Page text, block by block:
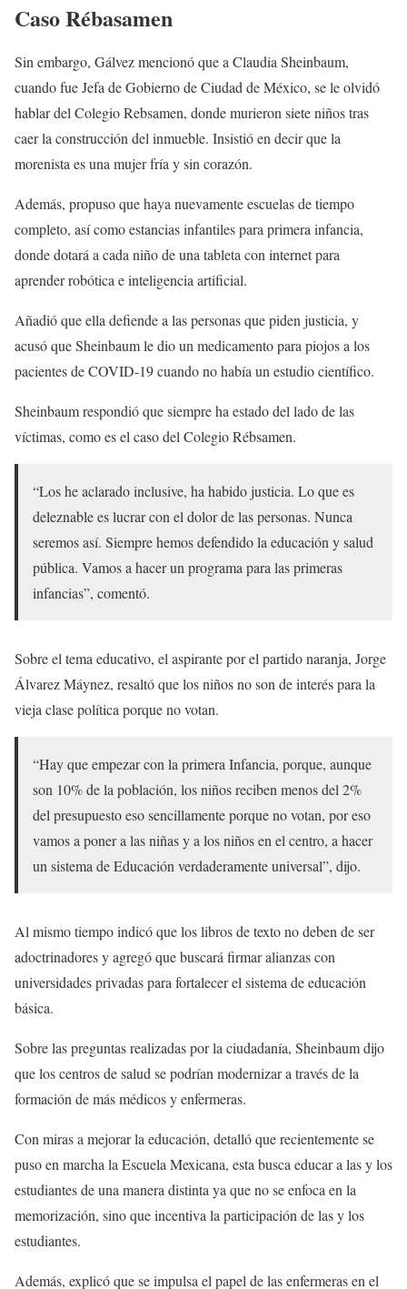
Caso Rébasamen
Sin embargo, Gálvez mencionó que a Claudia Sheinbaum,
cuando fue Jefa de Gobierno de Ciudad de México, se le olvidó
hablar del Colegio Rebsamen, donde murieron siete niños tras
caer la construcción del inmueble. Insistió en decir que la
morenista es una mujer fría y sin corazón.
Además, propuso que haya nuevamente escuelas de tiempo
completo, así como estancias infantiles para primera infancia,
donde dotará a cada niño de una tableta con internet para
aprender robótica e inteligencia artificial.
Añadió que ella defiende a las personas que piden justicia, y
acusó que Sheinbaum le dio un medicamento para piojos a los
pacientes de COVID-19 cuando no había un estudio científico.
Sheinbaum respondió que siempre ha estado del lado de las
víctimas, como es el caso del Colegio Rébsamen.
“Los he aclarado inclusive, ha habido justicia. Lo que es
deleznable es lucrar con el dolor de las personas. Nunca
seremos así. Siempre hemos defendido la educación y salud
pública. Vamos a hacer un programa para las primeras
infancias”, comentó.
Sobre el tema educativo, el aspirante por el partido naranja, Jorge
Álvarez Máynez, resaltó que los niños no son de interés para la
vieja clase política porque no votan.
“Hay que empezar con la primera Infancia, porque, aunque
son 10% de la población, los niños reciben menos del 2%
del presupuesto eso sencillamente porque no votan, por eso
vamos a poner a las niñas y a los niños en el centro, a hacer
un sistema de Educación verdaderamente universal”, dijo.
Al mismo tiempo indicó que los libros de texto no deben de ser
adoctrinadores y agregó que buscará firmar alianzas con
universidades privadas para fortalecer el sistema de educación
básica.
Sobre las preguntas realizadas por la ciudadanía, Sheinbaum dijo
que los centros de salud se podrían modernizar a través de la
formación de más médicos y enfermeras.
Con miras a mejorar la educación, detalló que recientemente se
puso en marcha la Escuela Mexicana, esta busca educar a las y los
estudiantes de una manera distinta ya que no se enfoca en la
memorización, sino que incentiva la participación de las y los
estudiantes.
Además, explicó que se impulsa el papel de las enfermeras en el